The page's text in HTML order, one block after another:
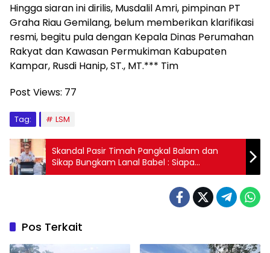
Hingga siaran ini dirilis, Musdalil Amri, pimpinan PT
Graha Riau Gemilang, belum memberikan klarifikasi
resmi, begitu pula dengan Kepala Dinas Perumahan
Rakyat dan Kawasan Permukiman Kabupaten
Kampar, Rusdi Hanip, ST., MT.*** Tim
Post Views: 77
Tag: LSM
Skandal Pasir Timah Pangkal Balam dan
Sikap Bungkam Lanal Babel : Siapa
Melindungi Siapa?
Pos Terkait